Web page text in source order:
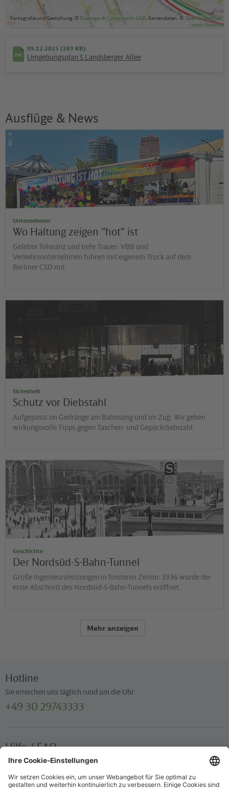
Kartografie und Gestaltung: © Baumgardt Consultants GbR , Kartendaten: ©OpenStreetMap
contributors
09.12.2025 (283 KB)
Umgebungsplan S Landsberger Allee
Ausflüge & News
©
VBB
Unternehmen
Wo Haltung zeigen "hot" ist
Gelebte Toleranz und tiefe Trauer: VBB und
Verkehrsunternehmen fuhren mit eigenem Truck auf dem
Berliner CSD mit.
Sicherheit
Schutz vor Diebstahl
Aufgepasst im Gedränge am Bahnsteig und im Zug: Wir geben
wirkungsvolle Tipps gegen Taschen- und Gepäckdiebstahl.
©
H
is
t
o
r
is
c
h
e
S
a
m
m
lu
n
g
d
e
r
D
e
u
t
s
c
h
e
B
a
h
n
A
G
Geschichte
Der Nordsüd-S-Bahn-Tunnel
Große Ingenieursleistungen in finsteren Zeiten: 1936 wurde der
erste Abschnitt des Nordsüd-S-Bahn-Tunnels eröffnet.
Mehr anzeigen
Hotline
Sie erreichen uns täglich rund um die Uhr
+49 30 29743333
Hilfe / FAQ
Die wichtigsten Antworten und Hilfestellungen für unterwegs